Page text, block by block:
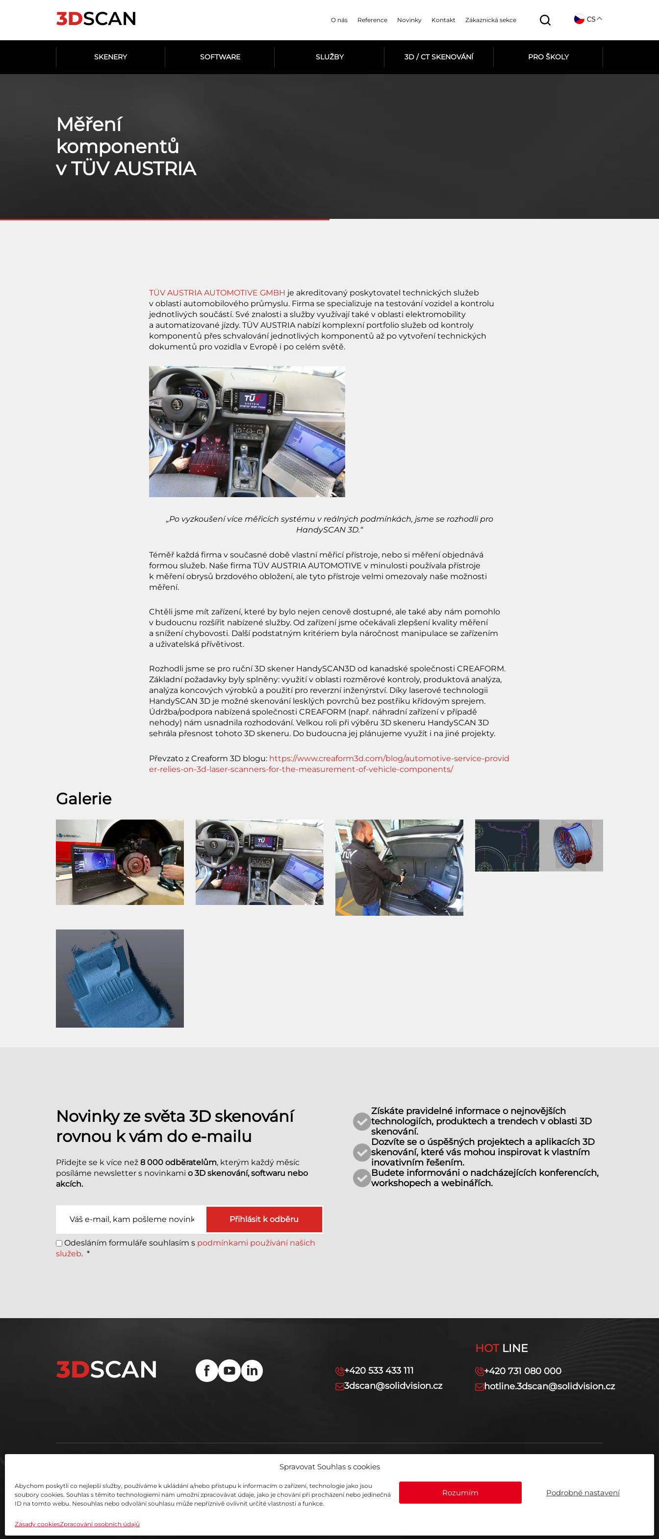
Spravovat Souhlas s cookies
Abychom poskytli co nejlepší služby, používáme k ukládání a/nebo přístupu k informacím o zařízení, technologie jako jsou
soubory cookies. Souhlas s těmito technologiemi nám umožní zpracovávat údaje, jako je chování při procházení nebo jedinečná
ID na tomto webu. Nesouhlas nebo odvolání souhlasu může nepříznivě ovlivnit určité vlastnosti a funkce.
Rozumím Podrobné nastavení
Zásady cookiesZpracování osobních údajů
O nás Reference Novinky Kontakt Zákaznická sekce CS
SKENERY SOFTWARE SLUŽBY 3D / CT SKENOVÁNÍ PRO ŠKOLY
Měření
komponentů
v TÜV AUSTRIA
TÜV AUSTRIA AUTOMOTIVE GMBH je akreditovaný poskytovatel technických služeb
v oblasti automobilového průmyslu. Firma se specializuje na testování vozidel a kontrolu
jednotlivých součástí. Své znalosti a služby využívají také v oblasti elektromobility
a automatizované jízdy. TÜV AUSTRIA nabízí komplexní portfolio služeb od kontroly
komponentů přes schvalování jednotlivých komponentů až po vytvoření technických
dokumentů pro vozidla v Evropě i po celém světě.
„Po vyzkoušení více měřicích systému v reálných podmínkách, jsme se rozhodli pro
HandySCAN 3D.“
Téměř každá firma v současné době vlastní měřicí přístroje, nebo si měření objednává
formou služeb. Naše firma TÜV AUSTRIA AUTOMOTIVE v minulosti používala přístroje
k měření obrysů brzdového obložení, ale tyto přístroje velmi omezovaly naše možnosti
měření.
Chtěli jsme mít zařízení, které by bylo nejen cenově dostupné, ale také aby nám pomohlo
v budoucnu rozšířit nabízené služby. Od zařízení jsme očekávali zlepšení kvality měření
a snížení chybovosti. Další podstatným kritériem byla náročnost manipulace se zařízením
a uživatelská přívětivost.
Rozhodli jsme se pro ruční 3D skener HandySCAN3D od kanadské společnosti CREAFORM.
Základní požadavky byly splněny: využití v oblasti rozměrové kontroly, produktová analýza,
analýza koncových výrobků a použití pro reverzní inženýrství. Díky laserové technologii
HandySCAN 3D je možné skenování lesklých povrchů bez postřiku křídovým sprejem.
Údržba/podpora nabízená společnosti CREAFORM (např. náhradní zařízení v případě
nehody) nám usnadnila rozhodování. Velkou roli při výběru 3D skeneru HandySCAN 3D
sehrála přesnost tohoto 3D skeneru. Do budoucna jej plánujeme využít i na jiné projekty.
Převzato z Creaform 3D blogu: https://www.creaform3d.com/blog/automotive-service-provid
er-relies-on-3d-laser-scanners-for-the-measurement-of-vehicle-components/
Galerie
Novinky ze světa 3D skenování
rovnou k vám do e-mailu
Přidejte se k více než 8 000 odběratelům, kterým každý měsíc
posíláme newsletter s novinkami o 3D skenování, softwaru nebo
akcích.
Přihlásit k odběru
Odesláním formuláře souhlasím s podmínkami používání našich
služeb. *
Získáte pravidelné informace o nejnovějších
technologiích, produktech a trendech v oblasti 3D
skenování.
Dozvíte se o úspěšných projektech a aplikacích 3D
skenování, které vás mohou inspirovat k vlastním
inovativním řešením.
Budete informováni o nadcházejících konferencích,
workshopech a webinářích.
+420 533 433 111
3dscan@solidvision.cz
HOT LINE
+420 731 080 000
hotline.3dscan@solidvision.cz
© SolidVision, s.r.o. 2026